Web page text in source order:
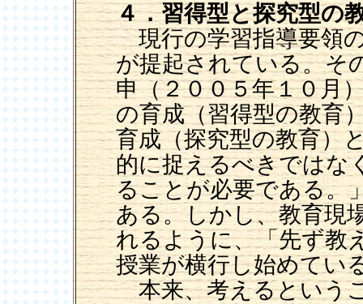
４．習得型と探究型の
現行の学習指導要領
が提起されている。そ
申（２００５年１０月
の育成（習得型の教育
育成（探究型の教育）
的に捉えるべきではな
ることが必要である。
ある。しかし、教育現
れるように、「先ず教
授業が横行し始めてい
本来、考えるという